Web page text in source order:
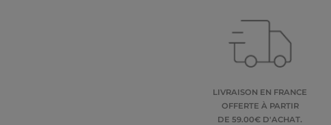
LIVRAISON EN FRANCE
OFFERTE À PARTIR
DE 59.00€ D'ACHAT.